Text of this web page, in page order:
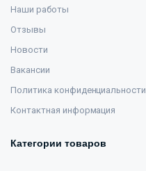
Наши работы
Отзывы
Новости
Вакансии
Политика конфиденциальности
Контактная информация
Категории товаров